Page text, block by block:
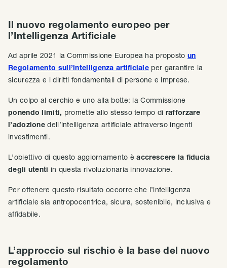
Il nuovo regolamento europeo per
l’Intelligenza Artificiale
Ad aprile 2021 la Commissione Europea ha proposto un
Regolamento sull’intelligenza artificiale per garantire la
sicurezza e i diritti fondamentali di persone e imprese.
Un colpo al cerchio e uno alla botte: la Commissione
ponendo limiti, promette allo stesso tempo di rafforzare
l’adozione dell’intelligenza artificiale attraverso ingenti
investimenti.
L’obiettivo di questo aggiornamento èaccrescere la fiducia
degli utenti in questa rivoluzionaria innovazione.
Per ottenere questo risultato occorre che l’intelligenza
artificiale sia antropocentrica, sicura, sostenibile, inclusiva e
affidabile.
L’approccio sul rischio è la base del nuovo
regolamento